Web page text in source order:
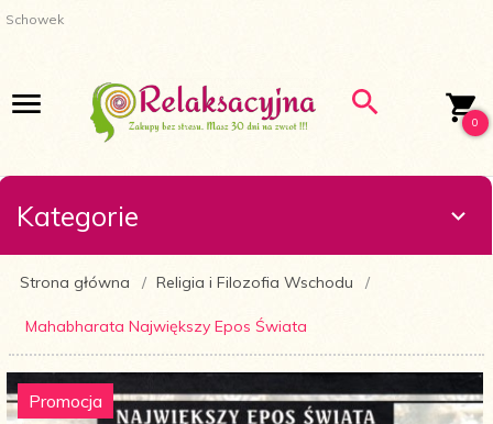
Schowek
0
Kategorie
Strona główna Religia i Filozofia Wschodu
Mahabharata Największy Epos Świata
Promocja